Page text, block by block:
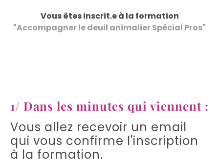
Vous êtes inscrit.e à la formation
"Accompagner le deuil animalier Spécial Pros"
1/ Dans les minutes qui viennent :
Vous allez recevoir un email
qui vous confirme l'inscription
à la formation.